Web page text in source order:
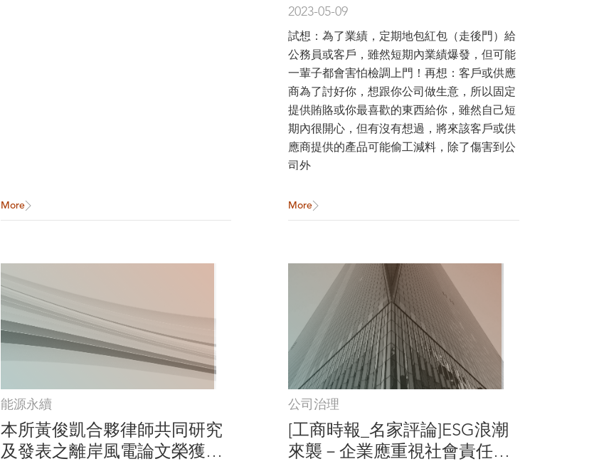
More
2023-05-09
試想：為了業績，定期地包紅包（走後門）給
公務員或客戶，雖然短期內業績爆發，但可能
一輩子都會害怕檢調上門！再想：客戶或供應
商為了討好你，想跟你公司做生意，所以固定
提供賄賂或你最喜歡的東西給你，雖然自己短
期內很開心，但有沒有想過，將來該客戶或供
應商提供的產品可能偷工減料，除了傷害到公
司外
More
能源永續
本所黃俊凱合夥律師共同研究
及發表之離岸風電論文榮獲刊
公司治理
[工商時報_名家評論]ESG浪潮
來襲－企業應重視社會責任與